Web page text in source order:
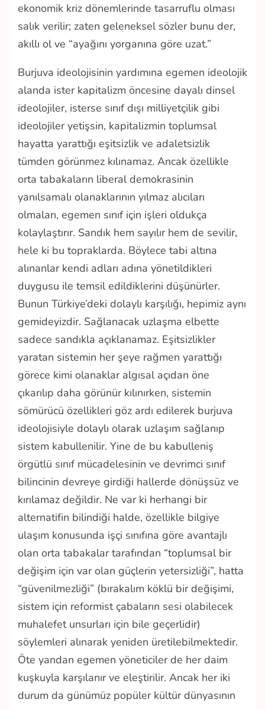
ekonomik kriz dönemlerinde tasarruflu olması
salık verilir; zaten geleneksel sözler bunu der,
akıllı ol ve “ayağını yorganına göre uzat.”
Burjuva ideolojisinin yardımına egemen ideolojik
alanda ister kapitalizm öncesine dayalı dinsel
ideolojiler, isterse sınıf dışı milliyetçilik gibi
ideolojiler yetişsin, kapitalizmin toplumsal
hayatta yarattığı eşitsizlik ve adaletsizlik
tümden görünmez kılınamaz. Ancak özellikle
orta tabakaların liberal demokrasinin
yanılsamalı olanaklarının yılmaz alıcıları
olmaları, egemen sınıf için işleri oldukça
kolaylaştırır. Sandık hem sayılır hem de sevilir,
hele ki bu topraklarda. Böylece tabi altına
alınanlar kendi adları adına yönetildikleri
duygusu ile temsil edildiklerini düşünürler.
Bunun Türkiye’deki dolaylı karşılığı, hepimiz aynı
gemideyizdir. Sağlanacak uzlaşma elbette
sadece sandıkla açıklanamaz. Eşitsizlikler
yaratan sistemin her şeye rağmen yarattığı
görece kimi olanaklar algısal açıdan öne
çıkarılıp daha görünür kılınırken, sistemin
sömürücü özellikleri göz ardı edilerek burjuva
ideolojisiyle dolaylı olarak uzlaşım sağlanıp
sistem kabullenilir. Yine de bu kabulleniş
örgütlü sınıf mücadelesinin ve devrimci sınıf
bilincinin devreye girdiği hallerde dönüşsüz ve
kırılamaz değildir. Ne var ki herhangi bir
alternatifin bilindiği halde, özellikle bilgiye
ulaşım konusunda işçi sınıfına göre avantajlı
olan orta tabakalar tarafından “toplumsal bir
değişim için var olan güçlerin yetersizliği”, hatta
“güvenilmezliği” (bırakalım köklü bir değişimi,
sistem için reformist çabaların sesi olabilecek
muhalefet unsurları için bile geçerlidir)
söylemleri alınarak yeniden üretilebilmektedir.
Öte yandan egemen yöneticiler de her daim
kuşkuyla karşılanır ve eleştirilir. Ancak her iki
durum da günümüz popüler kültür dünyasının